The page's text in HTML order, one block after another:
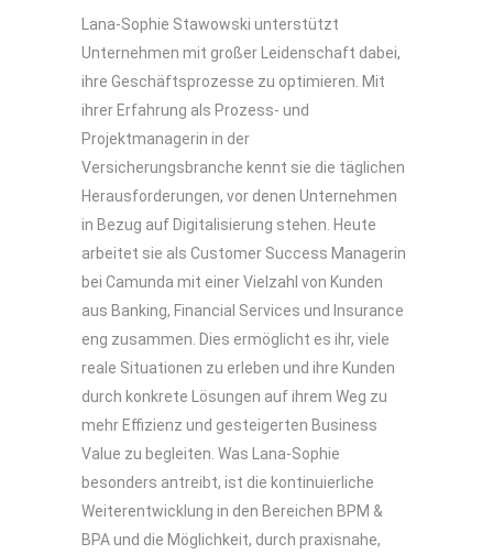
Lana-Sophie Stawowski unterstützt
Unternehmen mit großer Leidenschaft dabei,
ihre Geschäftsprozesse zu optimieren. Mit
ihrer Erfahrung als Prozess- und
Projektmanagerin in der
Versicherungsbranche kennt sie die täglichen
Herausforderungen, vor denen Unternehmen
in Bezug auf Digitalisierung stehen. Heute
arbeitet sie als Customer Success Managerin
bei Camunda mit einer Vielzahl von Kunden
aus Banking, Financial Services und Insurance
eng zusammen. Dies ermöglicht es ihr, viele
reale Situationen zu erleben und ihre Kunden
durch konkrete Lösungen auf ihrem Weg zu
mehr Effizienz und gesteigerten Business
Value zu begleiten. Was Lana-Sophie
besonders antreibt, ist die kontinuierliche
Weiterentwicklung in den Bereichen BPM &
BPA und die Möglichkeit, durch praxisnahe,